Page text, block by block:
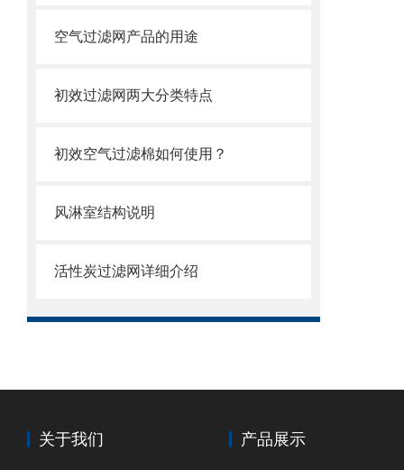
空气过滤网产品的用途
初效过滤网两大分类特点
初效空气过滤棉如何使用？
风淋室结构说明
活性炭过滤网详细介绍
关于我们 产品展示